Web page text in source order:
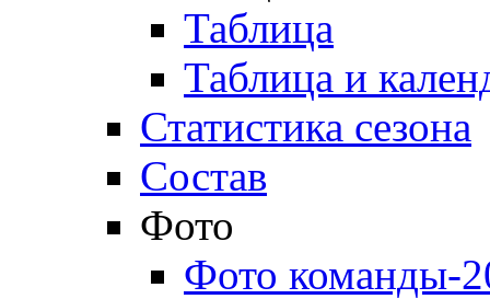
Таблица
Таблица и
Статистика сезона
Состав
Фото
Фото команды-